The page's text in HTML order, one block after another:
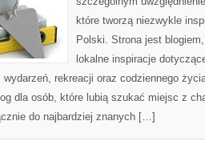
które tworzą niezwykle
Polski. Strona jest
lokalne inspiracje
wydarzeń, rekreacji oraz codziennego
dla osób, które lubią szukać miejsc z
do najbardziej znanych […]